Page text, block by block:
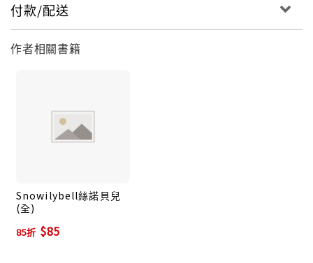
付款/配送
作者相關書籍
Snowilybell絲諾貝兒
(全)
85折 $85